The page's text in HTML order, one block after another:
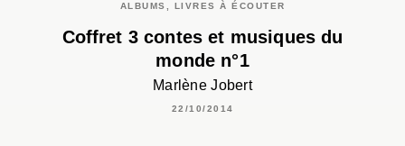
ALBUMS, LIVRES À ÉCOUTER
Coffret 3 contes et musiques du
monde n°1
Marlène Jobert
22/10/2014